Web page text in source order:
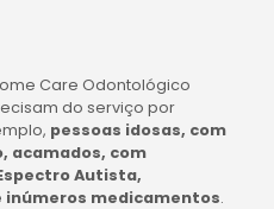
Care Odontológico
do serviço por
pessoas idosas, com
acamados, com
Autista,
inúmeros medicamentos.